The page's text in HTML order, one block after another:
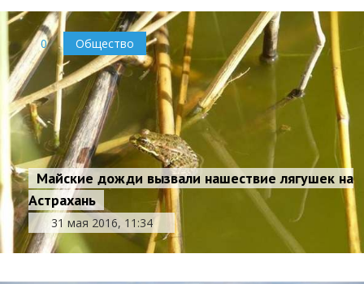
0 Общество
Майские дожди вызвали нашествие лягушек на
Астрахань
31 мая 2016, 11:34